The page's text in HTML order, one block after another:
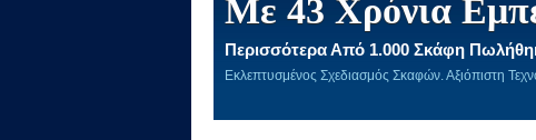
Με 43 Χρόνια
Περισσότερα Από 1.000 Σκάφη
Εκλεπτυσμένος Σχεδιασμός Σκαφών. Αξιόπιστη